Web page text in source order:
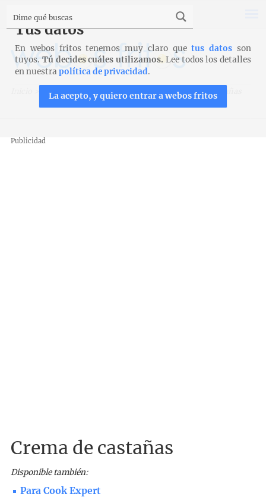
Recetas Cremas, sopas y guisos Crema de castañas
Publicidad
Crema de castañas
Disponible también:
Para Cook Expert
Tus datos
En webos fritos tenemos muy claro quetus datos son
tuyos. Tú decides cuáles utilizamos. Lee todos los detalles
en nuestrapolítica de privacidad.
La acepto, y quiero entrar a webos fritos